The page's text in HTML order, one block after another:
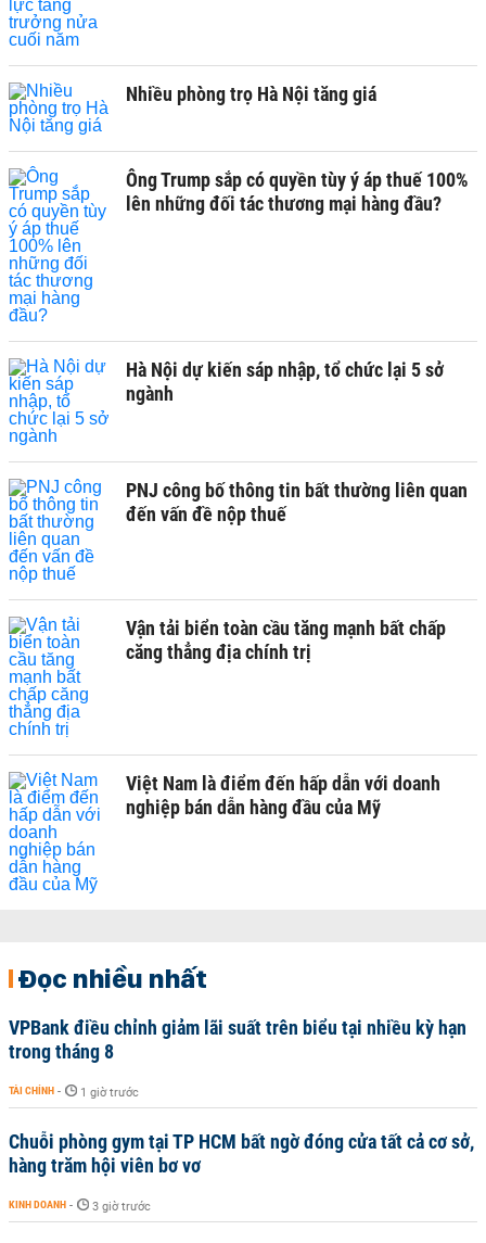
Nhiều phòng trọ Hà Nội tăng giá
Ông Trump sắp có quyền tùy ý áp thuế 100%
lên những đối tác thương mại hàng đầu?
Hà Nội dự kiến sáp nhập, tổ chức lại 5 sở
ngành
PNJ công bố thông tin bất thường liên quan
đến vấn đề nộp thuế
Vận tải biển toàn cầu tăng mạnh bất chấp
căng thẳng địa chính trị
Việt Nam là điểm đến hấp dẫn với doanh
nghiệp bán dẫn hàng đầu của Mỹ
Đọc nhiều nhất
VPBank điều chỉnh giảm lãi suất trên biểu tại nhiều kỳ hạn
trong tháng 8
TÀI CHÍNH - 1 giờ trước
Chuỗi phòng gym tại TP HCM bất ngờ đóng cửa tất cả cơ sở,
hàng trăm hội viên bơ vơ
KINH DOANH - 3 giờ trước